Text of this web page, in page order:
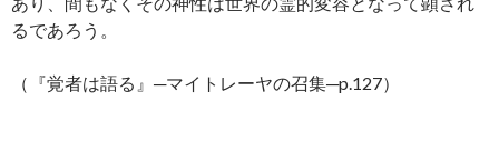
るであろう。
（『覚者は語る』─マイトレーヤの召集─p.127）